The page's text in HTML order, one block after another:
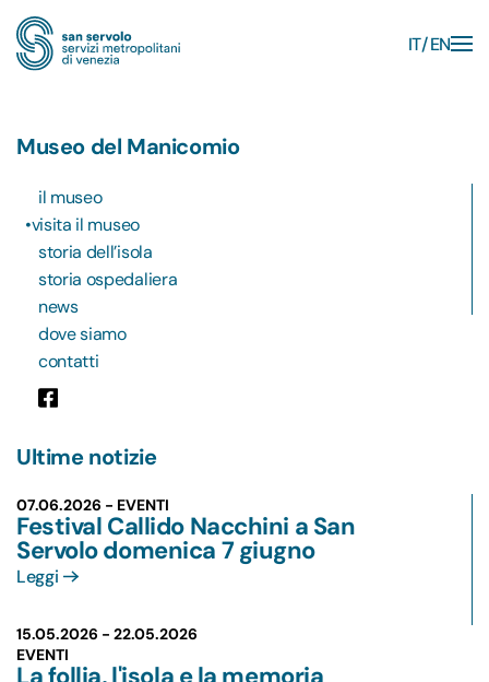
Skip to main content
IT EN
Museo del Manicomio
il museo
visita il museo
storia dell’isola
storia ospedaliera
news
dove siamo
contatti
Ultime notizie
07.06.2026 - EVENTI
Festival Callido Nacchini a San
Servolo domenica 7 giugno
Leggi
15.05.2026 - 22.05.2026
EVENTI